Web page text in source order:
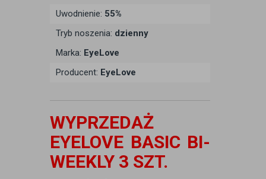
Uwodnienie: 55%
Tryb noszenia: dzienny
Marka: EyeLove
Producent: EyeLove
WYPRZEDAŻ
EYELOVE BASIC BI-
WEEKLY 3 SZT.